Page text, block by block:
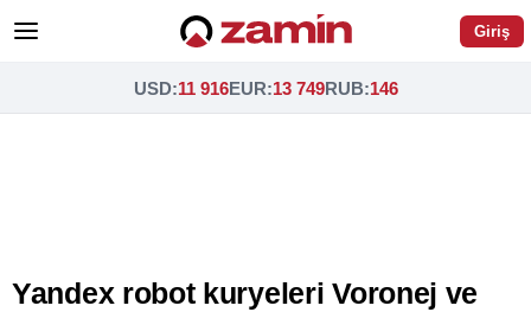
Giriş
USD:11 916EUR:13 749RUB:146
Yandex robot kuryeleri Voronej ve